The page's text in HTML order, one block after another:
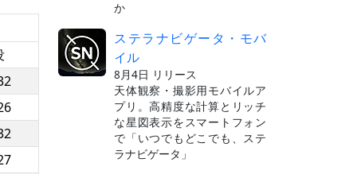
か
ステラナビゲータ・モバ
イル
8月4日 リリース
天体観察・撮影用モバイルア
プリ。高精度な計算とリッチ
な星図表示をスマートフォン
で「いつでもどこでも、ステ
ラナビゲータ」